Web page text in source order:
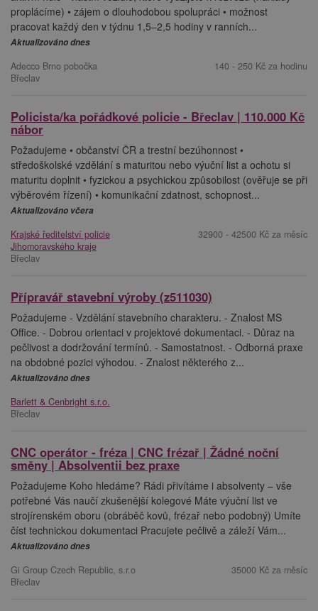
proplácíme) • zájem o dlouhodobou spolupráci • možnost
pracovat každý den v týdnu 1,5–2,5 hodiny v ranních...
Aktualizováno dnes
Adecco Brno pobočka
Břeclav
140 - 250 Kč za hodinu
Policista/ka pořádkové policie - Břeclav | 110.000 Kč
nábor
Požadujeme • občanství ČR a trestní bezúhonnost •
středoškolské vzdělání s maturitou nebo výuční list a ochotu si
maturitu doplnit • fyzickou a psychickou způsobilost (ověřuje se při
výběrovém řízení) • komunikační zdatnost, schopnost...
Aktualizováno včera
Krajské ředitelství policie
Jihomoravského kraje
Břeclav
32900 - 42500 Kč za měsíc
Přípravář stavební výroby (z511030)
Požadujeme - Vzdělání stavebního charakteru. - Znalost MS
Office. - Dobrou orientaci v projektové dokumentaci. - Důraz na
pečlivost a dodržování termínů. - Samostatnost. - Odborná praxe
na obdobné pozici výhodou. - Znalost některého z...
Aktualizováno dnes
Barlett & Cenbright s.r.o.
Břeclav
CNC operátor - fréza | CNC frézař | Žádné noční
směny | Absolventii bez praxe
Požadujeme Koho hledáme? Rádi přivítáme i absolventy – vše
potřebné Vás naučí zkušenější kolegové Máte výuční list ve
strojírenském oboru (obráběč kovů, frézař nebo podobný) Umíte
číst technickou dokumentaci Pracujete pečlivě a záleží Vám...
Aktualizováno dnes
Gi Group Czech Republic, s.r.o
Břeclav
35000 Kč za měsíc